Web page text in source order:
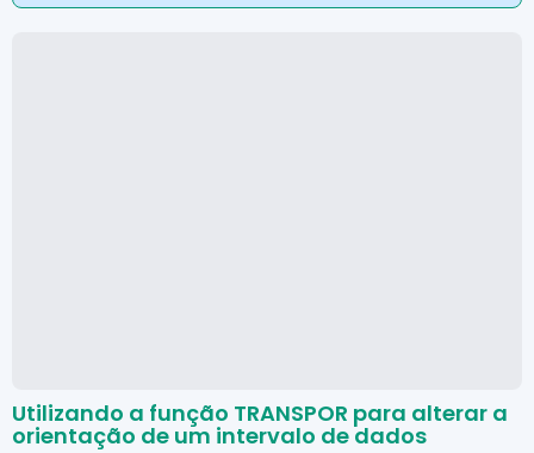
Utilizando a função TRANSPOR para alterar a
orientação de um intervalo de dados